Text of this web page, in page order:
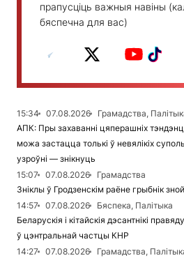
прапусціць важныя навіны
бяспечна для вас)
15:34 07.08.2026
Грамадства,
АПК: Пры захаванні цяперашніх
можа застацца толькі ў невялікіх
узроўні — знікнуць
15:07
07.08.2026
Грамадства
Зніклы ў Гродзенскім раёне грыбнік
14:57
07.08.2026
Бяспека, Палітыка
Беларускія і кітайскія дэсантнікі
ў цэнтральнай частцы КНР
14:27
07.08.2026
Грамадства,